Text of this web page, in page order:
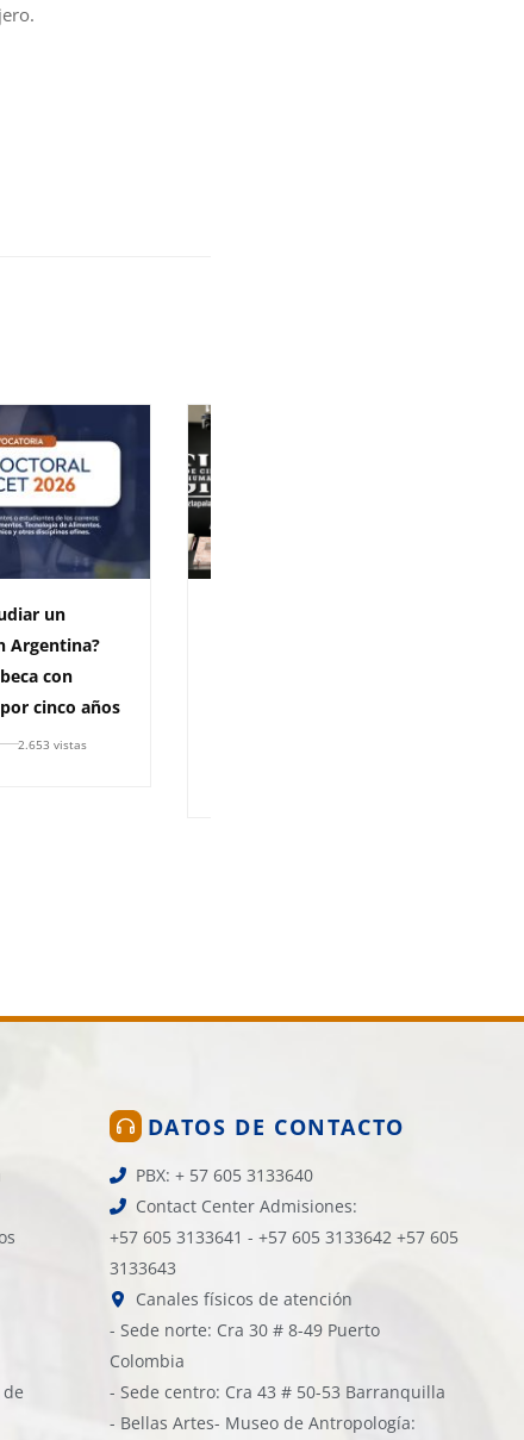
un
Argentina?
con
cinco años
2.653 vistas
DATOS DE CONTACTO
PBX: + 57 605 3133640
Contact Center Admisiones:
+57 605 3133641 - +57 605 3133642 +57 605
3133643
Canales físicos de atención
- Sede norte: Cra 30 # 8-49 Puerto
Colombia
- Sede centro: Cra 43 # 50-53 Barranquilla
- Bellas Artes- Museo de Antropología: